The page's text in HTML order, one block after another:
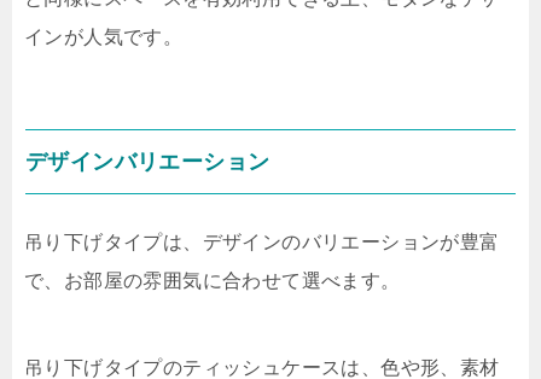
インが人気です。
デザインバリエーション
吊り下げタイプは、デザインのバリエーションが豊富
で、お部屋の雰囲気に合わせて選べます。
吊り下げタイプのティッシュケースは、色や形、素材